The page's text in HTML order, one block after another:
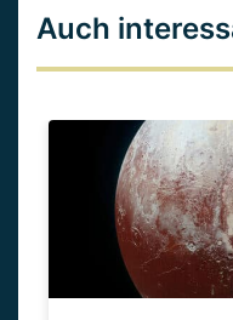
Auch